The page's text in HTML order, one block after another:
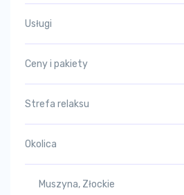
Usługi
Ceny i pakiety
Strefa relaksu
Okolica
Muszyna, Złockie